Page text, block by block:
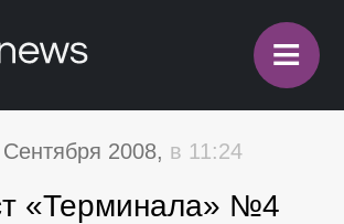
≡
2008, в 11:24
«Терминала» №4